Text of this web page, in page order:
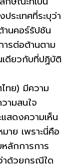
ระเทศที่ระบุว่า
นคอร์รัปชัน
ารต่อต้านตาม
ดียวกับที่ปฏิบัติ
ทย) มีความ
ามสนใจ
สดงความเห็น
าย เพราะนี่คือ
ลักการการ
าด้วยกรณีใด